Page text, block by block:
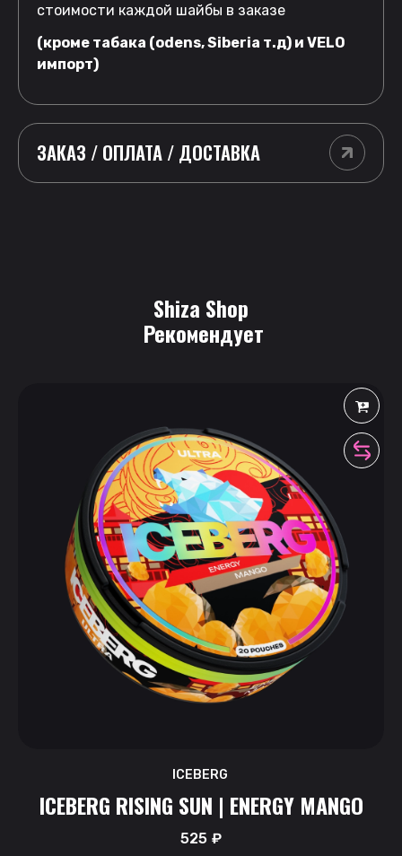
стоимости каждой шайбы в заказе
(кроме табака (odens, Siberia т.д) и VELO
импорт)
ЗАКАЗ / ОПЛАТА / ДОСТАВКА
Shiza Shop
Рекомендует
ICEBERG
ICEBERG RISING SUN | ENERGY MANGO
525₽